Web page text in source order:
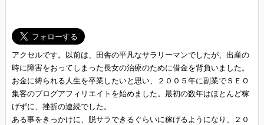
アクセルです。以前は、田舎の平凡なサラリーマンでしたが、出産の
時に障害をおってしまった長女の治療のために借金を背負いました。
お金に縛られる人生を卒業したいと思い、２００５年に副業でＳＥＯ
集客のブログアフィリエイトを始めました。最初の数年はほとんど稼
げずに、挫折の連続でした。
ある事をきっかけに、脱サラできるぐらいに稼げるようになり、２０